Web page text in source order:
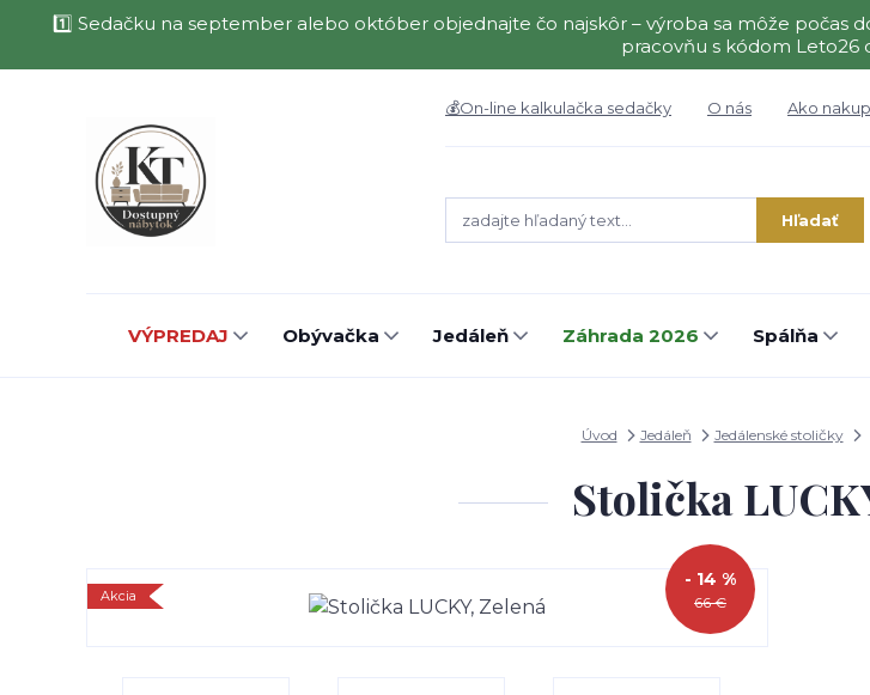
1️⃣ Sedačku na september alebo október objednajte čo najskôr – výroba sa môže počas
pracovňu s kódom Leto26
💰On-line kalkulačka sedačky O nás Ako
Hľadať
VÝPREDAJ Obývačka Jedáleň Záhrada 2026 Spálňa
Úvod Jedáleň Jedálenské stoličky
Stolička
Akcia 66 €
- 14 %